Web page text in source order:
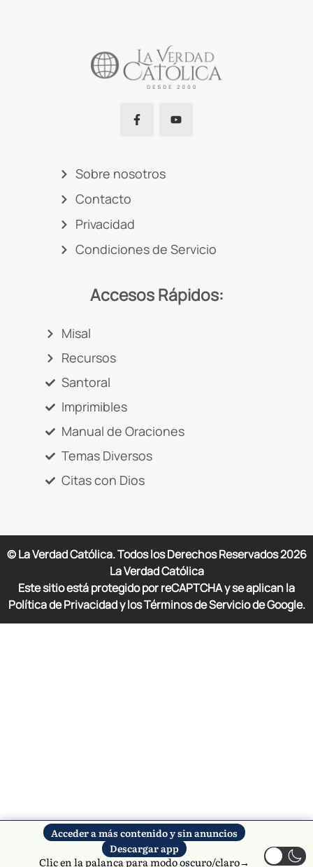
Sobre nosotros
Contacto
Privacidad
Condiciones de Servicio
Accesos Rápidos:
Misal
Recursos
Santoral
Imprimibles
Manual de Oraciones
Temas Diversos
Citas con Dios
© La Verdad Católica. Todos los Derechos Reservados2026
La Verdad Católica
Este sitio está protegido por reCAPTCHA y se aplican la
Política de Privacidad y los Términos de Servicio de Google.
Acceder a más contenido y sin anuncios
Descargar app
Clic en la palanca para modo oscuro/claro→